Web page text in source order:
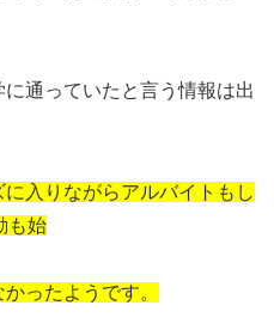
通っていたと言う情報は出
入りながらアルバイトもし
も始
ったようです。